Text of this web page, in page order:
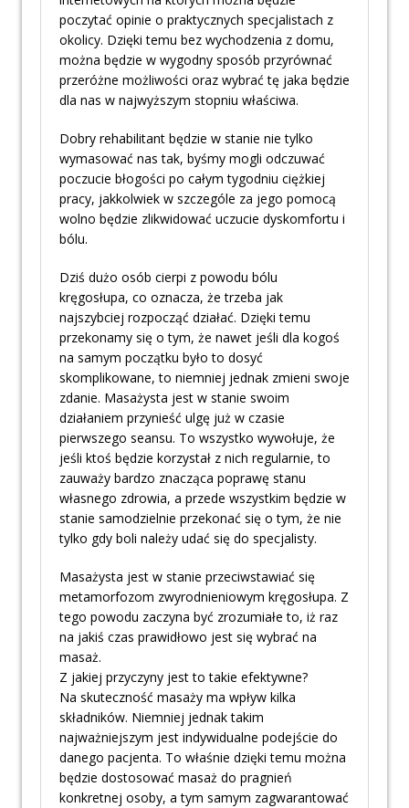
poczytać opinie o praktycznych specjalistach z
okolicy. Dzięki temu bez wychodzenia z domu,
można będzie w wygodny sposób przyrównać
przeróżne możliwości oraz wybrać tę jaka będzie
dla nas w najwyższym stopniu właściwa.
Dobry rehabilitant będzie w stanie nie tylko
wymasować nas tak, byśmy mogli odczuwać
poczucie błogości po całym tygodniu ciężkiej
pracy, jakkolwiek w szczególe za jego pomocą
wolno będzie zlikwidować uczucie dyskomfortu i
bólu.
Dziś dużo osób cierpi z powodu bólu
kręgosłupa, co oznacza, że trzeba jak
najszybciej rozpocząć działać. Dzięki temu
przekonamy się o tym, że nawet jeśli dla kogoś
na samym początku było to dosyć
skomplikowane, to niemniej jednak zmieni swoje
zdanie. Masażysta jest w stanie swoim
działaniem przynieść ulgę już w czasie
pierwszego seansu. To wszystko wywołuje, że
jeśli ktoś będzie korzystał z nich regularnie, to
zauważy bardzo znacząca poprawę stanu
własnego zdrowia, a przede wszystkim będzie w
stanie samodzielnie przekonać się o tym, że nie
tylko gdy boli należy udać się do specjalisty.
Masażysta jest w stanie przeciwstawiać się
metamorfozom zwyrodnieniowym kręgosłupa. Z
tego powodu zaczyna być zrozumiałe to, iż raz
na jakiś czas prawidłowo jest się wybrać na
masaż.
Z jakiej przyczyny jest to takie efektywne?
Na skuteczność masaży ma wpływ kilka
składników. Niemniej jednak takim
najważniejszym jest indywidualne podejście do
danego pacjenta. To właśnie dzięki temu można
będzie dostosować masaż do pragnień
konkretnej osoby, a tym samym zagwarantować